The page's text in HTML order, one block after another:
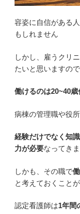
容姿に自信がある
もしれません
しかし、雇うクリ
たいと思いますので
働けるのは20~40歳
病棟の管理職や役
経験だけでなく知
力が必要なってき
しかも、その職で
と考えておくこと
認定看護師は1年間